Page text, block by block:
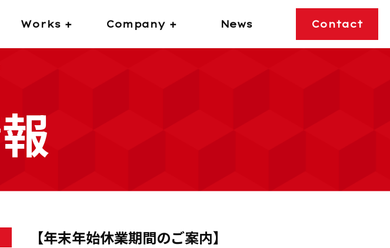
Works + Company + News Contact
【年末年始休業期間のご案内】